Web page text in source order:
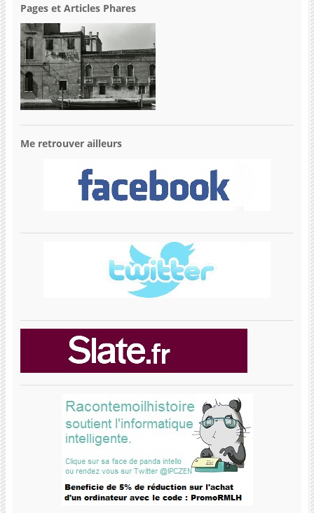
Pages et Articles Phares
Me retrouver ailleurs